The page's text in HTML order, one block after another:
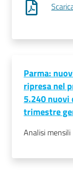
Prenotazioni
Pagamenti
on line
Accedi
Parma:
ripresa nel
5.240 nuovi
trimestre
Analisi mensili